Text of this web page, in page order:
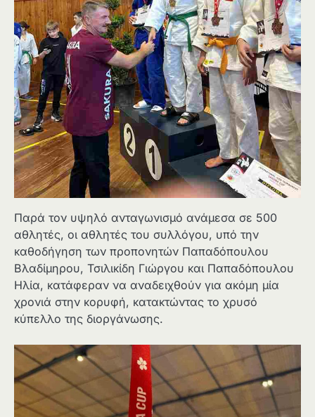
Παρά τον υψηλό ανταγωνισμό ανάμεσα σε 500
αθλητές, οι αθλητές του συλλόγου, υπό την
καθοδήγηση των προπονητών Παπαδόπουλου
Βλαδίμηρου, Τσιλικίδη Γιώργου και Παπαδόπουλου
Ηλία, κατάφεραν να αναδειχθούν για ακόμη μία
χρονιά στην κορυφή, κατακτώντας το χρυσό
κύπελλο της διοργάνωσης.